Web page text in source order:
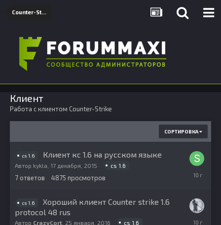
Counter-Strike
Клиент
Работа с клиентом Counter-Strike
СОРТИРОВКА
cs 1.6 Клиент кс 1.6 на русском языке
Автор kykla 17 декабря, 2015 cs 1.6
7 ответов 4875 просмотров
апреля,
cs 1.6
Хороший клиент Counter strike 1.6
protocol 48 rus
Автор CrazyCort 25 января, 2016 cs 1.6